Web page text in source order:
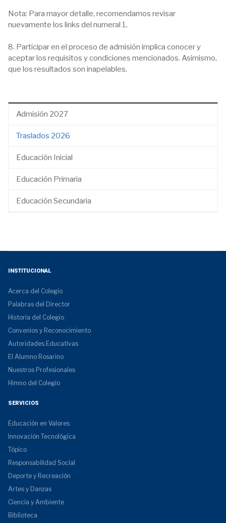
Nota: Para mayor detalle, recomendamos revisar
nuevamente los links del numeral 1.
8. Participar en el proceso de admisión implica conocer y
aceptar los requisitos y condiciones mencionados. Asimismo,
que los resultados son inapelables.
Admisión 2027
Traslados 2026
Educación Inicial
Educación Primaria
Educación Secundaria
INSTITUCIONAL
Acerca del Colegio
Palabras del Director
Historia del Colegio
Convenios y Reconocimiento
Autoridades Educativas
El Alumno Rosarino
Nuestros Profesionales
Himno del Colegio
SERVICIOS
Educación en Valores
Innovación Tecnológica
Tópico
Responsabilidad Social
Deporte y Recreación
Artes y Danzas
Ciencia y Ambiente
Biblioteca